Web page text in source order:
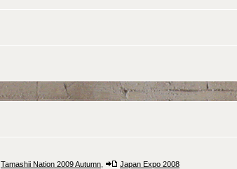
Tamashii Nation 2009 Autumn Japan Expo 2008